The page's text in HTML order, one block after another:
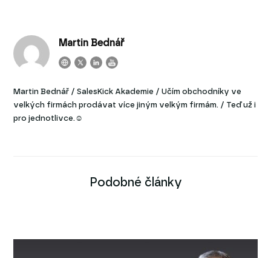
Martin Bednář
Martin Bednář / SalesKick Akademie / Učím obchodníky ve
velkých firmách prodávat více jiným velkým firmám. / Teď už i
pro jednotlivce.☺
Podobné články